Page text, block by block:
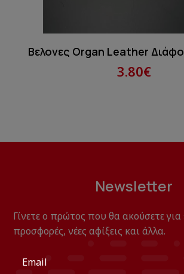
Βελονες Organ Leather
3.80€
Newsletter
Γίνετε ο πρώτος που θα ακούσετε για
προσφορές, νέες αφίξεις και άλλα.